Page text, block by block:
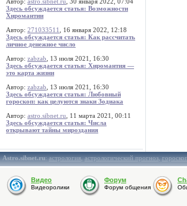
Здесь обсуждается статья: Возможности
Хиромантии
Автор: 271033511
, 16 января 2022, 12:18
Здесь обсуждается статья: Как рассчитать
личное денежное число
Автор: zabzab , 13 июля 2021, 16:30
Здесь обсуждается статья: Хиромантия —
это карта жизни
Автор: zabzab , 13 июля 2021, 16:30
Здесь обсуждается статья: Любовный
гороскоп: как целуются знаки Зодиака
Автор: astro.sibnet.ru , 11 марта 2021, 00:11
Здесь обсуждается статья: Числа
открывают тайны мироздания
Astro.sibnet.ru:астрология,астрологический прогноз,
Видео
Видеоролики
Форум
Форум общения